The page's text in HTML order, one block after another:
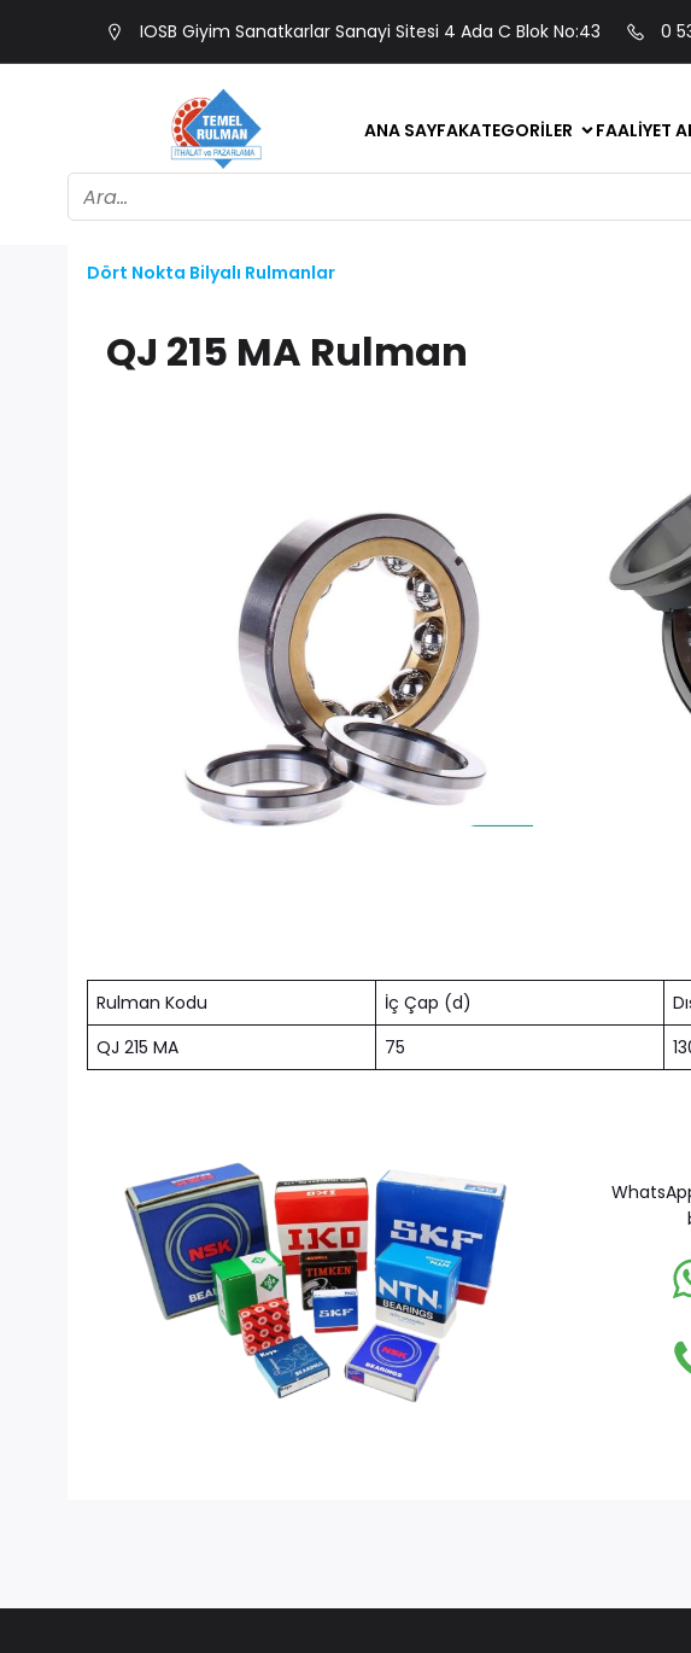
IOSB Giyim Sanatkarlar Sanayi Sitesi 4 Ada C Blok No:43 0
ANA SAYFAKATEGORILER FAALIYET
Dört Nokta Bilyalı Rulmanlar
QJ 215 MA Rulman
Rulman Kodu İç Çap (d)
QJ 215 MA
75